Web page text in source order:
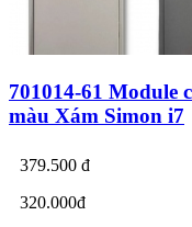
701014-61 Module
màu Xám Simon i7
379.500 đ
320.000đ